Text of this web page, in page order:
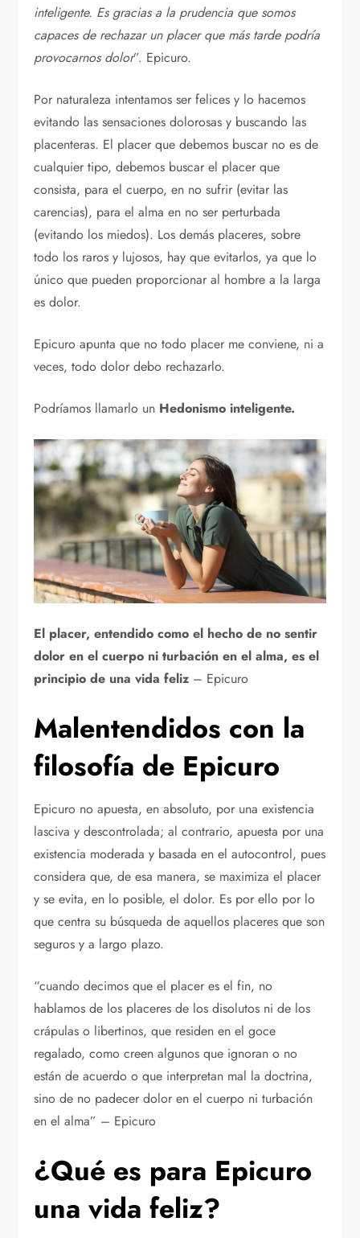
inteligente. Es gracias a la prudencia que somos
capaces de rechazar un placer que más tarde podría
provocarnos dolor”. Epicuro.
Por naturaleza intentamos ser felices y lo hacemos
evitando las sensaciones dolorosas y buscando las
placenteras. El placer que debemos buscar no es de
cualquier tipo, debemos buscar el placer que
consista, para el cuerpo, en no sufrir (evitar las
carencias), para el alma en no ser perturbada
(evitando los miedos). Los demás placeres, sobre
todo los raros y lujosos, hay que evitarlos, ya que lo
único que pueden proporcionar al hombre a la larga
es dolor.
Epicuro apunta que no todo placer me conviene, ni a
veces, todo dolor debo rechazarlo.
Podríamos llamarlo un Hedonismo inteligente.
El placer, entendido como el hecho de no sentir
dolor en el cuerpo ni turbación en el alma, es el
principio de una vida feliz – Epicuro
Malentendidos con la
filosofía de Epicuro
Epicuro no apuesta, en absoluto, por una existencia
lasciva y descontrolada; al contrario, apuesta por una
existencia moderada y basada en el autocontrol, pues
considera que, de esa manera, se maximiza el placer
y se evita, en lo posible, el dolor. Es por ello por lo
que centra su búsqueda de aquellos placeres que son
seguros y a largo plazo.
“cuando decimos que el placer es el fin, no
hablamos de los placeres de los disolutos ni de los
crápulas o libertinos, que residen en el goce
regalado, como creen algunos que ignoran o no
están de acuerdo o que interpretan mal la doctrina,
sino de no padecer dolor en el cuerpo ni turbación
en el alma” – Epicuro
¿Qué es para Epicuro
una vida feliz?